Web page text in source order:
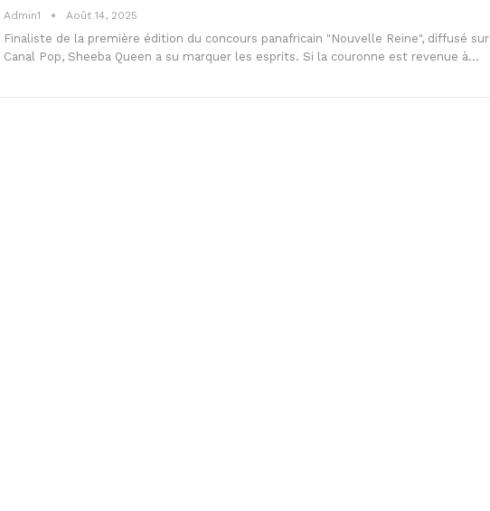
Admin1 Août 14, 2025
Finaliste de la première édition du concours panafricain "Nouvelle Reine", diffusé sur
Canal Pop, Sheeba Queen a su marquer les esprits. Si la couronne est revenue à…